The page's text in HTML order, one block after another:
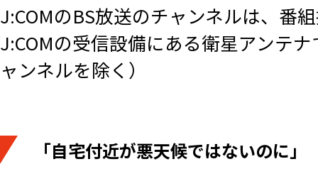
J:COMのBS放送のチャンネルは、番
J:COMの受信設備にある衛星アンテ
ャンネルを除く）
「自宅付近が悪天候ではないのに」